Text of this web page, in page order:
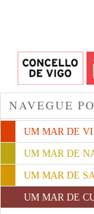
NAVEGUE
UM MAR DE
UM MAR DE
UM MAR DE
UM MAR DE